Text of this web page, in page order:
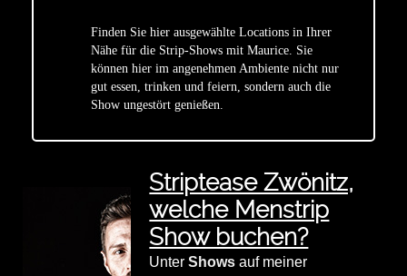
Finden Sie hier ausgewählte Locations in Ihrer
Nähe für die Strip-Shows mit Maurice. Sie
können hier im angenehmen Ambiente nicht nur
gut essen, trinken und feiern, sondern auch die
Show ungestört genießen.
Striptease Zwönitz,
welche Menstrip
Show buchen?
UnterShows auf meiner